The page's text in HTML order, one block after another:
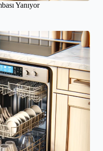
Yanıyor